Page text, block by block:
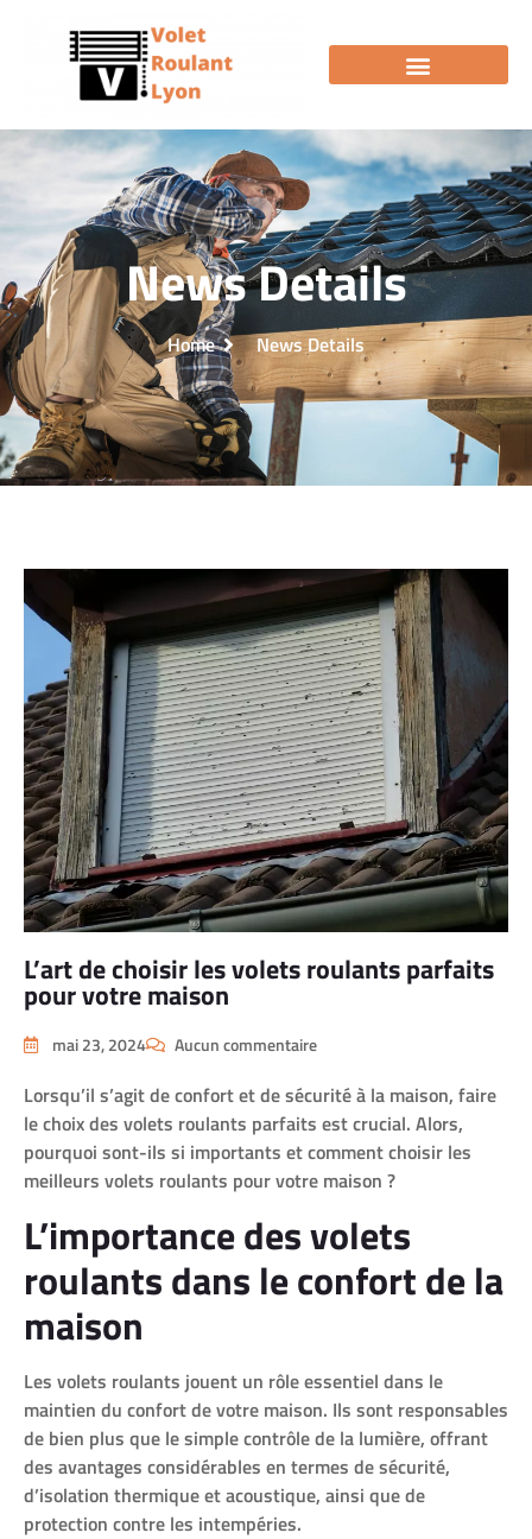
News Details
Home News Details
L’art de choisir les volets roulants parfaits
pour votre maison
mai 23, 2024 Aucun commentaire
Lorsqu’il s’agit de confort et de sécurité à la maison, faire
le choix des volets roulants parfaits est crucial. Alors,
pourquoi sont-ils si importants et comment choisir les
meilleurs volets roulants pour votre maison ?
L’importance des volets
roulants dans le confort de la
maison
Les volets roulants jouent un rôle essentiel dans le
maintien du confort de votre maison. Ils sont responsables
de bien plus que le simple contrôle de la lumière, offrant
des avantages considérables en termes de sécurité,
d’isolation thermique et acoustique, ainsi que de
protection contre les intempéries.